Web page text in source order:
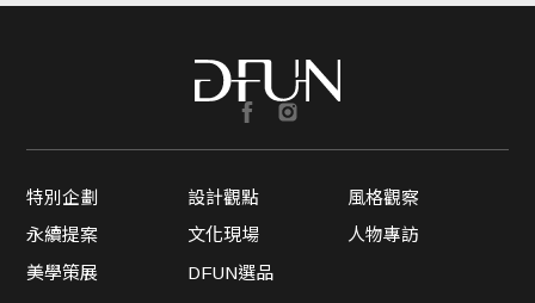
特別企劃 設計觀點
風格觀察
永續提案
文化現場
人物專訪
美學策展
DFUN選品